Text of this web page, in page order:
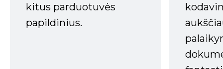
kitus parduotuvės
papildinius.